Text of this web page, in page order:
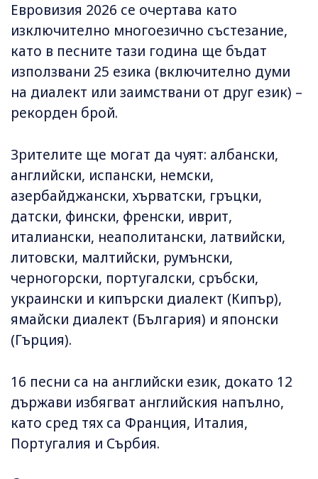
Евровизия 2026 се очертава като
изключително многоезично състезание,
като в песните тази година ще бъдат
използвани 25 езика (включително думи
на диалект или заимствани от друг език) –
рекорден брой.
Зрителите ще могат да чуят: албански,
английски, испански, немски,
азербайджански, хърватски, гръцки,
датски, фински, френски, иврит,
италиански, неаполитански, латвийски,
литовски, малтийски, румънски,
черногорски, португалски, сръбски,
украински и кипърски диалект (Кипър),
ямайски диалект (България) и японски
(Гърция).
16 песни са на английски език, докато 12
държави избягват английския напълно,
като сред тях са Франция, Италия,
Португалия и Сърбия.